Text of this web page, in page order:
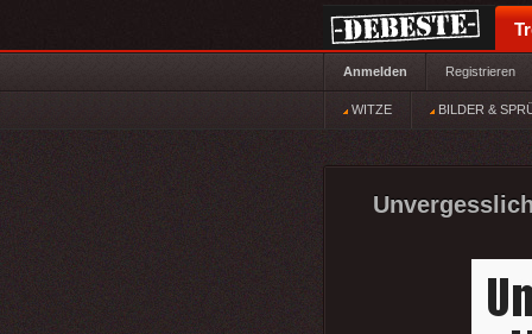
Anmelden Registrieren
WITZE BILDER &